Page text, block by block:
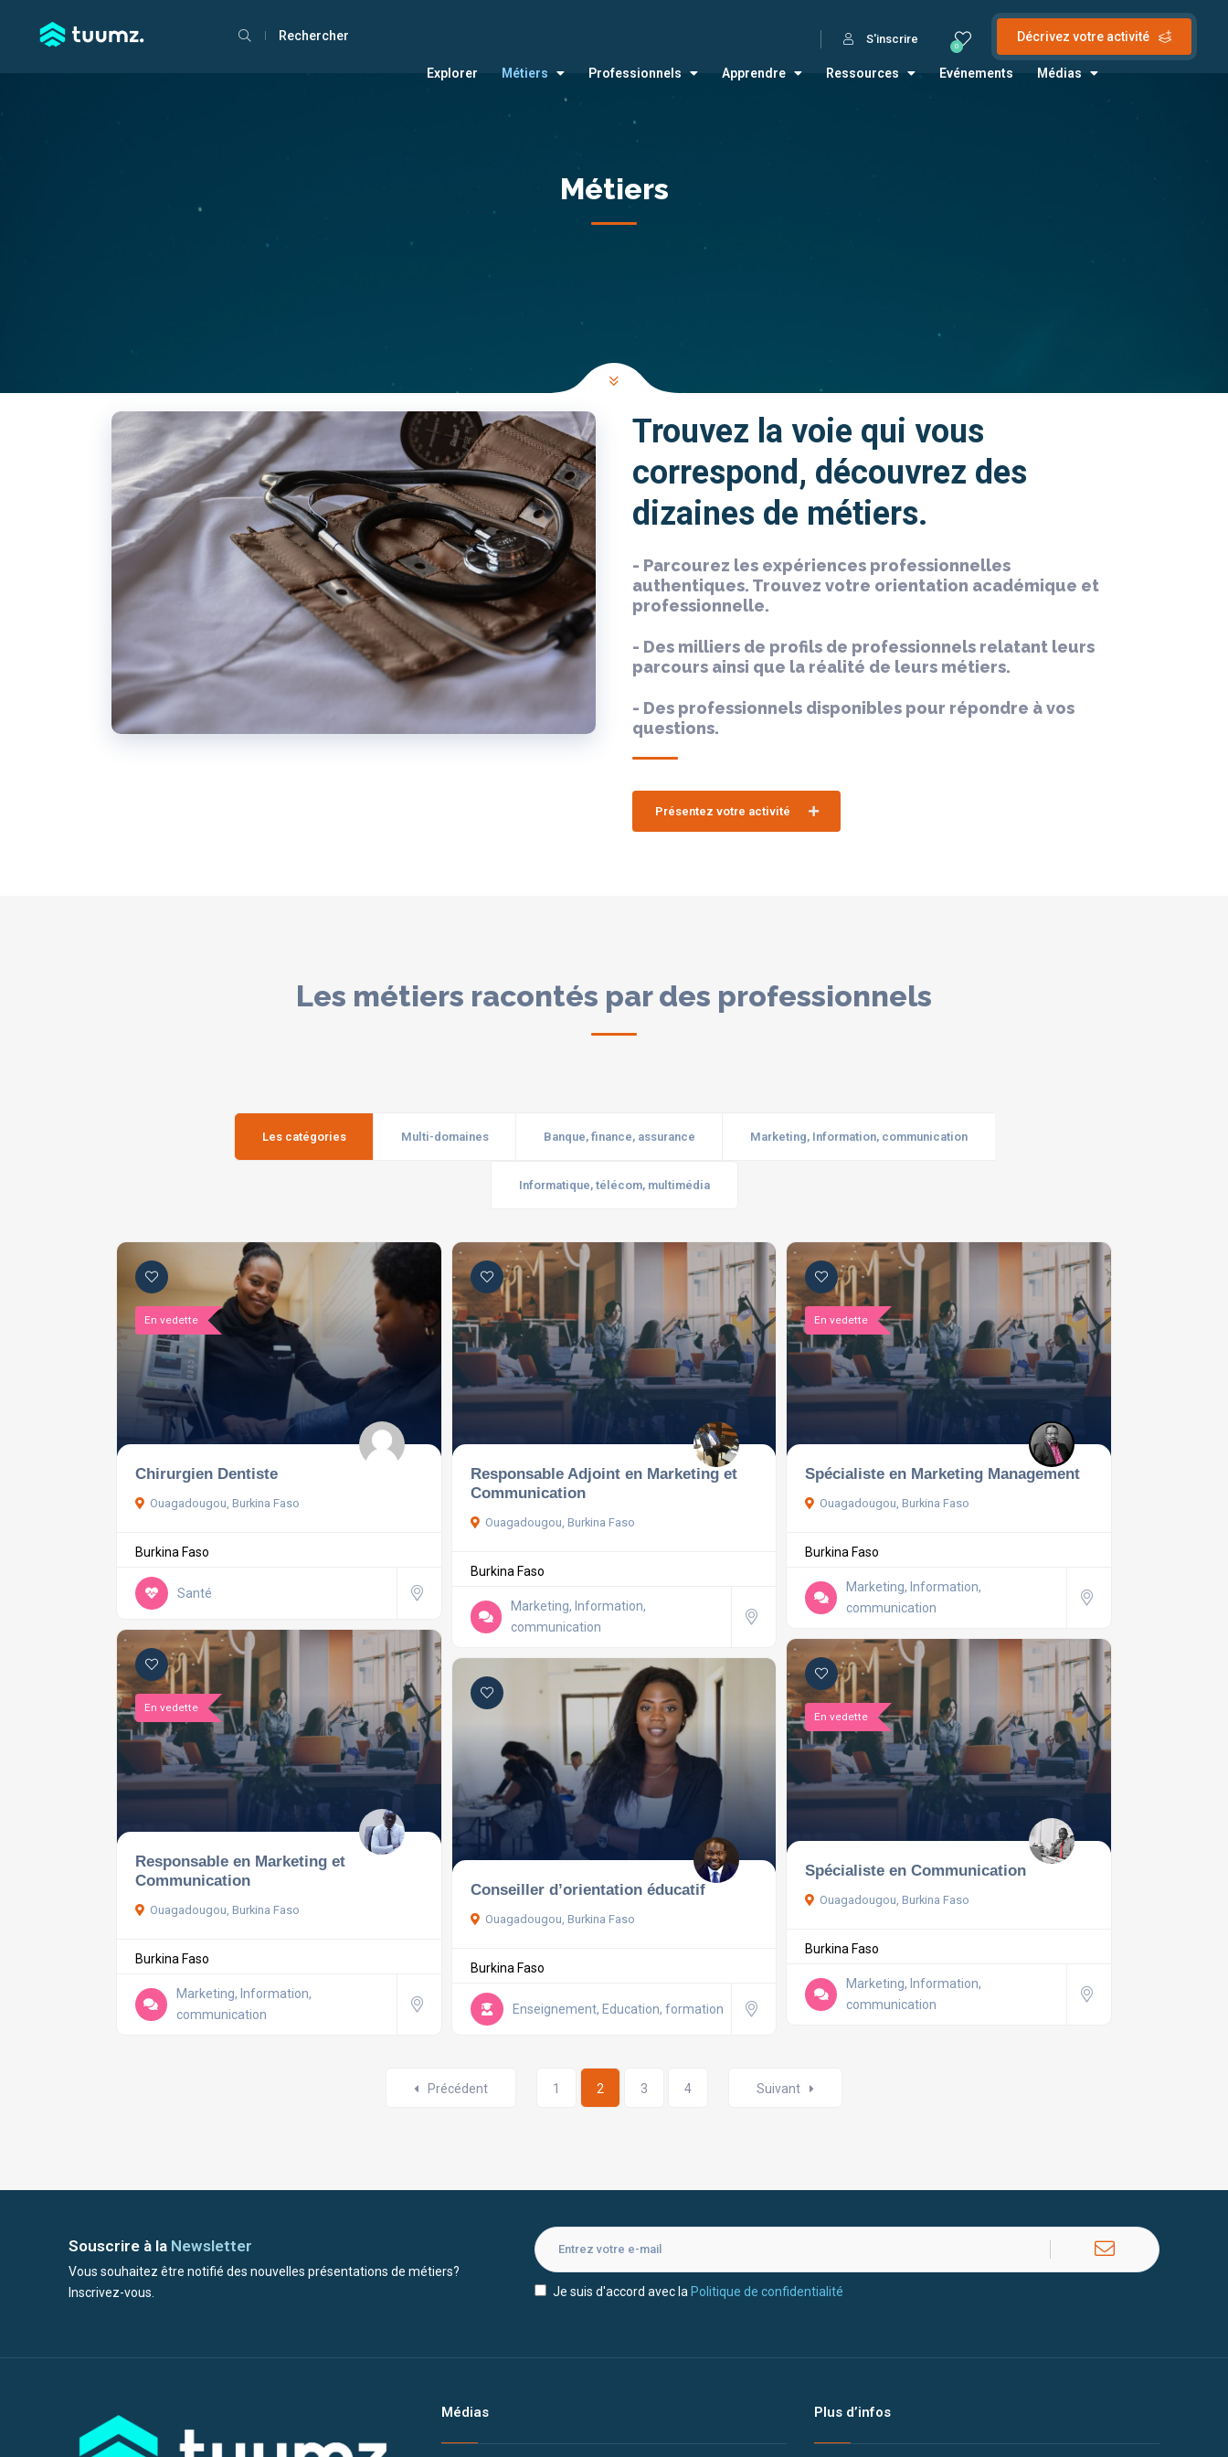
Rechercher Décrivez votre activité
0
S'inscrire
Explorer Métiers Professionnels Apprendre Ressources Evénements Médias
Métiers
Trouvez la voie qui vous
correspond, découvrez des
dizaines de métiers.
- Parcourez les expériences professionnelles
authentiques. Trouvez votre orientation académique et
professionnelle.
- Des milliers de profils de professionnels relatant leurs
parcours ainsi que la réalité de leurs métiers.
- Des professionnels disponibles pour répondre à vos
questions.
Présentez votre activité
Les métiers racontés par des professionnels
Les catégories Multi-domaines Banque, finance, assurance Marketing, Information, communication
Informatique, télécom, multimédia
En vedette
Chirurgien Dentiste
Ouagadougou, Burkina Faso
Burkina Faso
Santé
Responsable Adjoint en Marketing et
Communication
Ouagadougou, Burkina Faso
Burkina Faso
Marketing, Information,
communication
En vedette
Spécialiste en Marketing Management
Ouagadougou, Burkina Faso
Burkina Faso
Marketing, Information,
communication
En vedette
Responsable en Marketing et
Communication
Ouagadougou, Burkina Faso
Burkina Faso
Marketing, Information,
communication
En vedette
Spécialiste en Communication
Ouagadougou, Burkina Faso
Burkina Faso
Marketing, Information,
communication
Conseiller d’orientation éducatif
Ouagadougou, Burkina Faso
Burkina Faso
Enseignement, Education, formation
Précédent 1 2 3 4 Suivant
Souscrire à la Newsletter
Vous souhaitez être notifié des nouvelles présentations de métiers?
Inscrivez-vous.
Je suis d'accord avec la Politique de confidentialité
Médias Plus d’infos